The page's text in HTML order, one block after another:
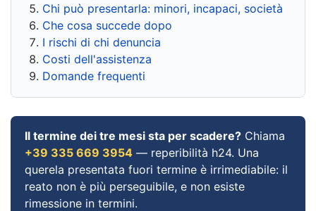
Chi può presentarla: minori, incapaci, società
Che cosa succede dopo
I rischi di chi denuncia
Costi dell'assistenza
Domande frequenti
Il termine dei tre mesi sta per scadere? Chiama
+39 335 669 3954 — reperibilità h24. Una
querela presentata fuori termine è irrimediabile: il
reato non è più perseguibile, e non esiste
rimessione in termini.